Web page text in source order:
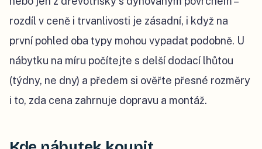
rozdíl v ceně i trvanlivosti je zásadní, i když na
první pohled oba typy mohou vypadat podobně. U
nábytku na míru počítejte s delší dodací lhůtou
(týdny, ne dny) a předem si ověřte přesné rozměry
i to, zda cena zahrnuje dopravu a montáž.